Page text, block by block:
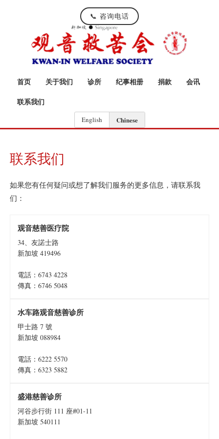
📞 咨询电话
首页 关于我们 诊所 纪事相册 捐款
会讯
联系我们
English Chinese
联系我们
如果您有任何疑问或想了解我们服务的更多信息，请联系我
们：
观音慈善医疗院
34、友諾士路
新加坡 419496
電話：6743 4228
傳真：6746 5048
水车路观音慈善诊所
甲士路 7 號
新加坡 088984
電話：6222 5570
傳真：6323 5882
盛港慈善诊所
河谷步行街 111 座#01-11
新加坡 540111